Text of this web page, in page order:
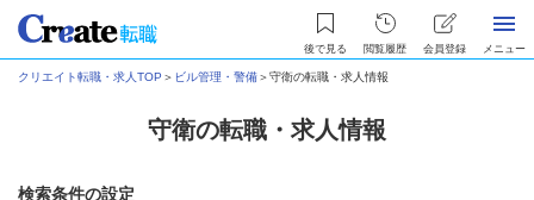
後で見る 閲覧履歴 会員登録 メニュー
クリエイト転職・求人TOP ＞ ビル管理・警備＞守衛の転職・求人情報
守衛の転職・求人情報
検索条件の設定